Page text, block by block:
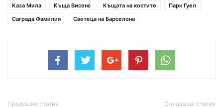
Каза Мила Къща Висенс Къщата на костите
Парк Гуел
Саграда Фамилия
Светеца на Барселона
Предишна статия Следваща статия